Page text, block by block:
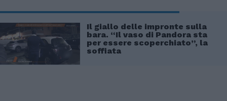
Il giallo delle impronte sulla
bara. “Il vaso di Pandora sta
per essere scoperchiato”, la
soffiata